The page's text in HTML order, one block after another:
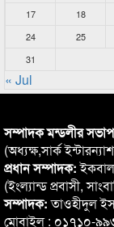
17
18
24
25
31
« Jul
সম্পাদক মন্ডলীর
(অধ্যক্ষ,সার্ক
প্রধান সম্পাদক:
(ইংল্যান্ড প্রবাসী,
সম্পাদক:তাওহীদুল
মোবাইল : ০১৭১০-